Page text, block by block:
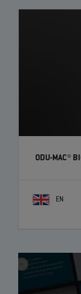
ODU-MAC®
EN